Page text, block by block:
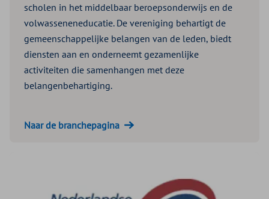
scholen in het middelbaar beroepsonderwijs en de
volwasseneneducatie. De vereniging behartigt de
gemeenschappelijke belangen van de leden, biedt
diensten aan en onderneemt gezamenlijke
activiteiten die samenhangen met deze
belangenbehartiging.
Naar de branchepagina